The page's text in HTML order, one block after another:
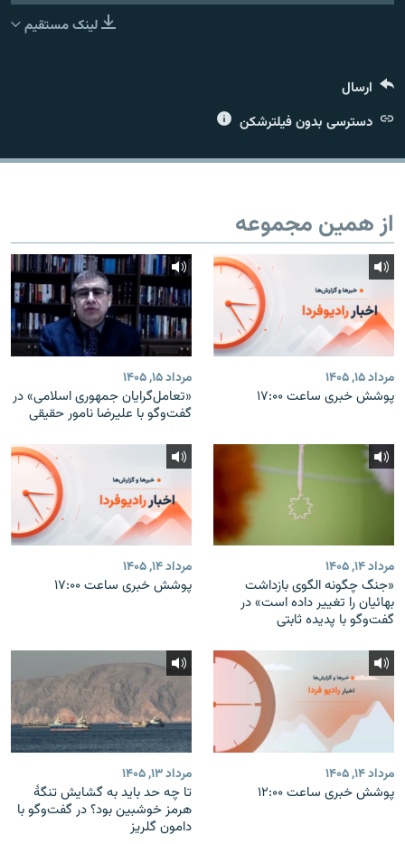
لینک مستقیم
ارسال
دسترسی بدون فیلترشکن
از همین مجموعه
مرداد ۱۵, ۱۴۰۵
پوشش خبری ساعت ۱۷:۰۰
مرداد ۱۵, ۱۴۰۵
«تعامل‌گرایان جمهوری اسلامی» در
گفت‌وگو با علیرضا نامور حقیقی
مرداد ۱۴, ۱۴۰۵
«جنگ چگونه الگوی بازداشت
بهائیان را تغییر داده است» در
گفت‌وگو با پدیده ثابتی
مرداد ۱۴, ۱۴۰۵
پوشش خبری ساعت ۱۷:۰۰
مرداد ۱۴, ۱۴۰۵
پوشش خبری ساعت ۱۲:۰۰
مرداد ۱۳, ۱۴۰۵
تا چه حد باید به گشایش تنگهٔ
هرمز خوشبین بود؟ در گفت‌وگو با
دامون گلریز